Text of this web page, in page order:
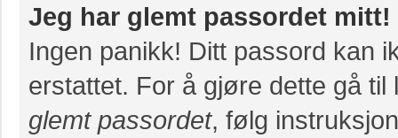
Jeg har glemt passordet mitt!
Ingen panikk! Ditt passord kan
erstattet. For å gjøre dette gå
glemt passordet, følg